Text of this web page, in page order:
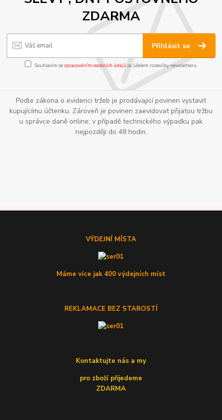
ZDARMA
Přihlásit se
Souhlasím se zpracováním osobních údajůza účelem rozesílky newsletteru.
Podle zákona o evidenci tržeb je prodávající povinen vystavit
kupujícímu účtenku. Zároveň je povinen zaevidovat přijatou tržbu
u správce daně online; v případě technického výpadku pak
nejpozději do 48 hodin.
VÝDEJNÍ MÍSTA
Máme více jak 400 výdejních míst
REKLAMACE BEZ STAROSTÍ
Kontaktujte nás a my
pro zboží přijedeme
ZDARMA